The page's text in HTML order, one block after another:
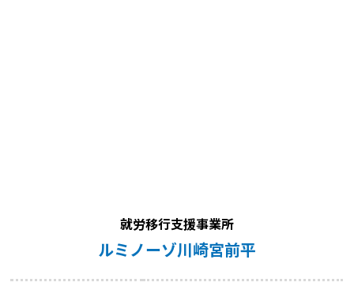
就労移行支援事業所
ルミノーゾ川崎宮前平